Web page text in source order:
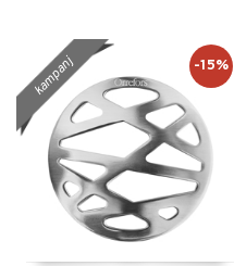
kampanj -15%